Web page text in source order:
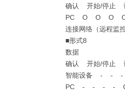
确认 开始/停止
PC Ο Ο Ο
连接网络（远程监
■形式8
数据
确认 开始/停止
智能设备 -
PC - - - -